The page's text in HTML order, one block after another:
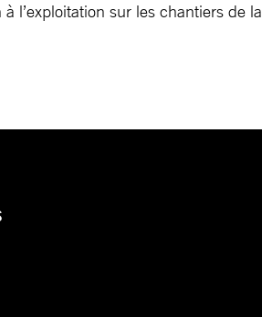
l’exploitation sur les chantiers de la